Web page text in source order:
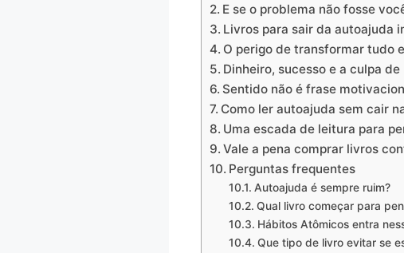
E se o problema não fosse
Livros para sair da autoajuda
O perigo de transformar tudo
Dinheiro, sucesso e a culpa
Sentido não é frase
Como ler autoajuda sem cair
Uma escada de leitura para
Vale a pena comprar livros
Perguntas frequentes
Autoajuda é sempre ruim?
Qual livro começar para
Hábitos Atômicos entra
Que tipo de livro evitar se